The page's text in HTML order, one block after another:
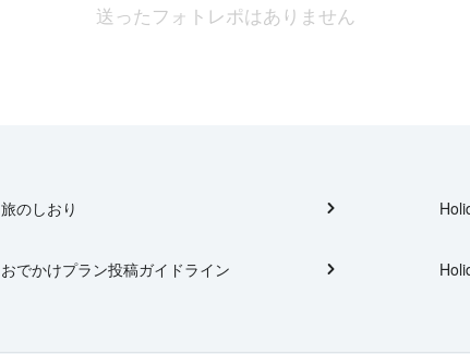
送ったフォトレポはありません
旅のしおり
おでかけプラン投稿ガイドライン